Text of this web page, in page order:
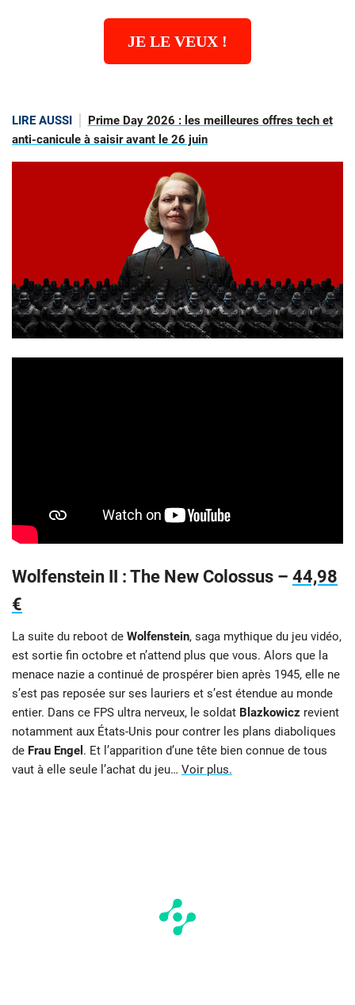
JE LE VEUX !
LIRE AUSSI
Prime Day 2026 : les meilleures offres tech et
anti-canicule à saisir avant le 26 juin
Wolfenstein II : The New Colossus – 44,98
€
La suite du reboot de Wolfenstein, saga mythique du jeu vidéo,
est sortie fin octobre et n’attend plus que vous. Alors que la
menace nazie a continué de prospérer bien après 1945, elle ne
s’est pas reposée sur ses lauriers et s’est étendue au monde
entier. Dans ce FPS ultra nerveux, le soldat Blazkowicz revient
notamment aux États-Unis pour contrer les plans diaboliques
de Frau Engel . Et l’apparition d’une tête bien connue de tous
vaut à elle seule l’achat du jeu… Voir plus.